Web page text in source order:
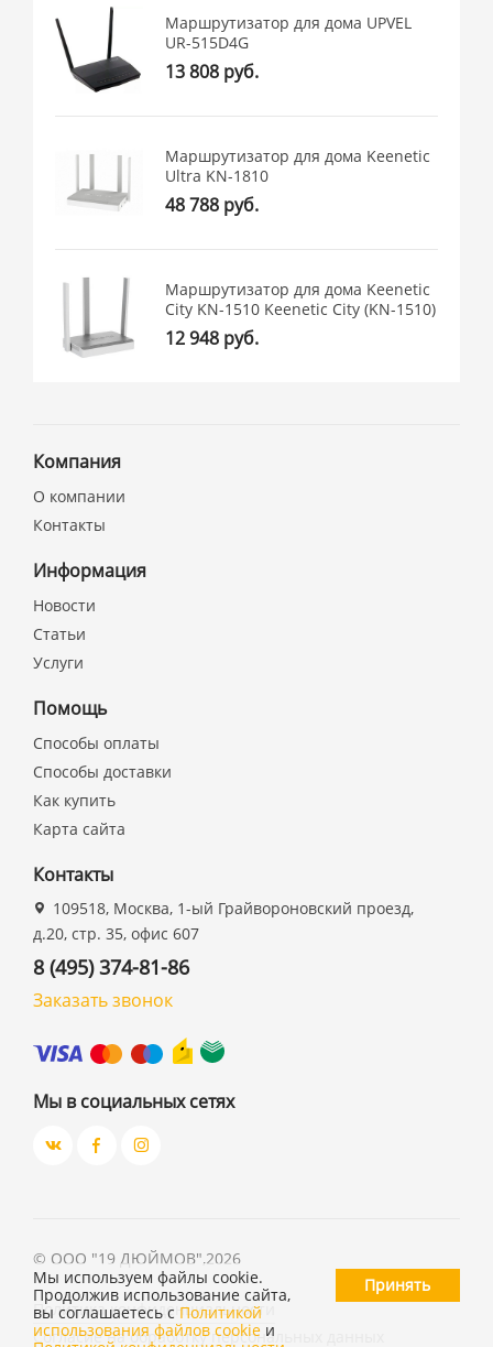
Маршрутизатор для дома UPVEL
UR-515D4G
13 808 руб.
Маршрутизатор для дома Keenetic
Ultra KN-1810
48 788 руб.
Маршрутизатор для дома Keenetic
City KN-1510 Keenetic City (KN-1510)
12 948 руб.
Компания
О компании
Контакты
Информация
Новости
Статьи
Услуги
Помощь
Способы оплаты
Способы доставки
Как купить
Карта сайта
Контакты
109518, Москва, 1-ый Грайвороновский проезд,
д.20, стр. 35, офис 607
8 (495) 374-81-86
Заказать звонок
Мы в социальных сетях
© ООО "19 ДЮЙМОВ",2026
Политика конфиденциальности
Согласие на обработку персональных данных
Мы используем файлы cookie.
Продолжив использование сайта,
вы соглашаетесь с Политикой
использования файлов cookie и
Принять